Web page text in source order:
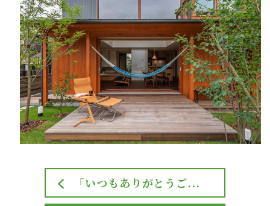
「いつもありがとうご...